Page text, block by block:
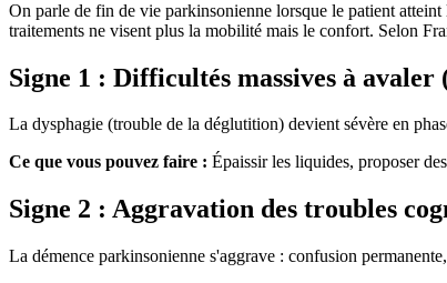
On parle de fin de vie parkinsonienne lorsque le patient atteint
traitements ne visent plus la mobilité mais le confort. Selon
Signe 1 : Difficultés massives à avaler
La dysphagie (trouble de la déglutition) devient sévère en
Ce que vous pouvez faire : Épaissir les liquides, proposer
Signe 2 : Aggravation des troubles
La démence parkinsonienne s'aggrave : confusion